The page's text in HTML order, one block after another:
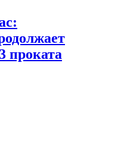
проката